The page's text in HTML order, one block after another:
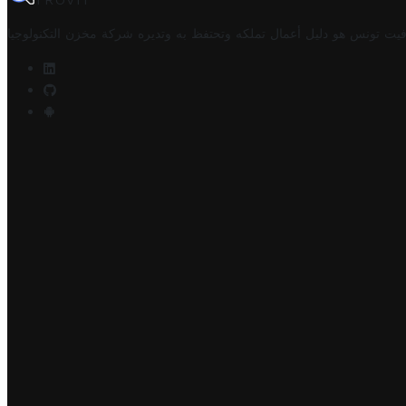
تونس هو دليل أعمال تملكه وتحتفظ به وتديره شركة مخزن التكنولوجيا